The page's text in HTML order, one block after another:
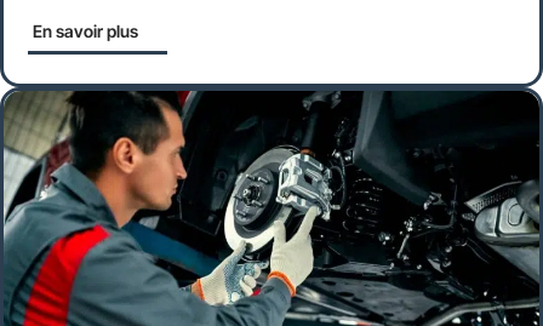
En savoir plus